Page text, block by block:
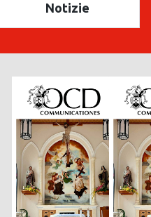
Notizie